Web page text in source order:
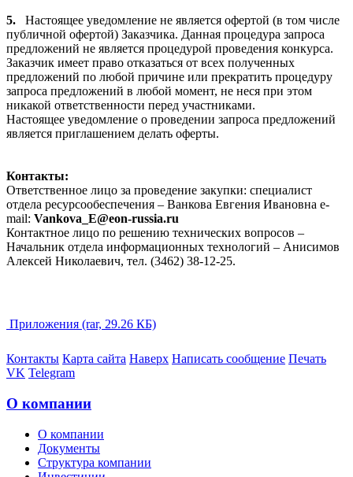
5.
Настоящее уведомление не является офертой (в том числе
публичной офертой) Заказчика. Данная процедура запроса
предложений не является процедурой проведения конкурса.
Заказчик имеет право отказаться от всех полученных
предложений по любой причине или прекратить процедуру
запроса предложений в любой момент, не неся при этом
никакой ответственности перед участниками.
Настоящее уведомление о проведении запроса предложений
является приглашением делать оферты.
Контакты:
Ответственное лицо за проведение закупки: специалист
отдела ресурсообеспечения – Ванкова Евгения Ивановна e-
mail: Vankova_E@eon-russia.ru
Контактное лицо по решению технических вопросов –
Начальник отдела информационных технологий – Анисимов
Алексей Николаевич, тел. (3462) 38-12-25.
Приложения (rar, 29.26 КБ)
Контакты Карта сайта Наверх Написать сообщение Печать
VK Telegram
О компании
О компании
Документы
Структура компании